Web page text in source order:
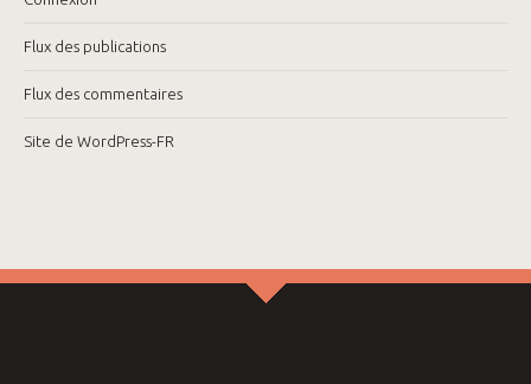
Flux des publications
Flux des commentaires
Site de WordPress-FR